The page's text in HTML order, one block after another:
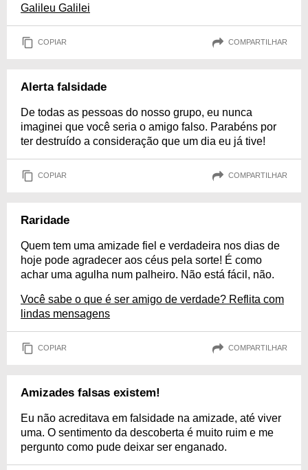
Galileu Galilei
COPIAR COMPARTILHAR
Alerta falsidade
De todas as pessoas do nosso grupo, eu nunca
imaginei que você seria o amigo falso. Parabéns por
ter destruído a consideração que um dia eu já tive!
COPIAR COMPARTILHAR
Raridade
Quem tem uma amizade fiel e verdadeira nos dias de
hoje pode agradecer aos céus pela sorte! É como
achar uma agulha num palheiro. Não está fácil, não.
Você sabe o que é ser amigo de verdade? Reflita com
lindas mensagens
COPIAR COMPARTILHAR
Amizades falsas existem!
Eu não acreditava em falsidade na amizade, até viver
uma. O sentimento da descoberta é muito ruim e me
pergunto como pude deixar ser enganado.